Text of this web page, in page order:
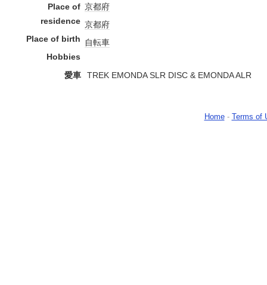
Place of
residence
京都府
Place of birth
京都府
Hobbies
自転車
愛車 TREK EMONDA SLR DISC & EMONDA ALR
Home- Terms of